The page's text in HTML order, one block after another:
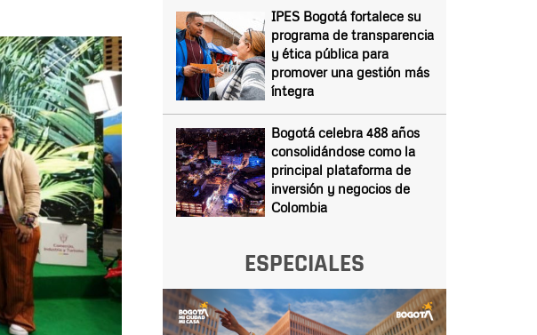
IPES Bogotá fortalece su
programa de transparencia
y ética pública para
promover una gestión más
íntegra
Bogotá celebra 488 años
consolidándose como la
principal plataforma de
inversión y negocios de
Colombia
ESPECIALES